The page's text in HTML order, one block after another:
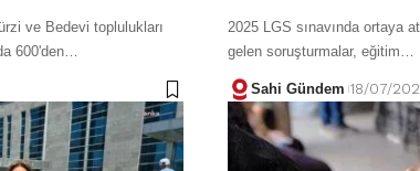
ve Bedevi toplulukları
600'den…
2025 LGS sınavında ortaya
gelen soruşturmalar, eğitim…
Sahi Gündem 18/07/